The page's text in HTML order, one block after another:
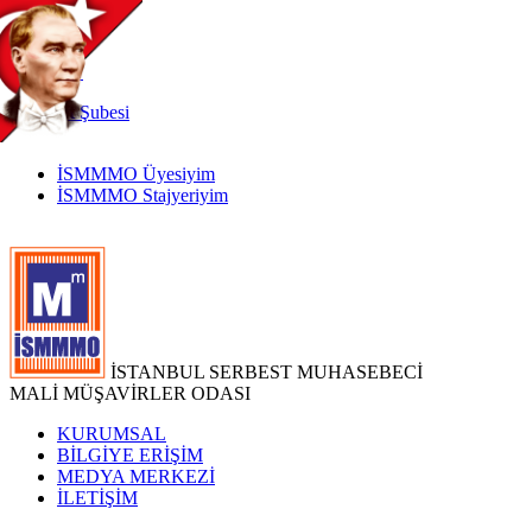
TR
|
EN
İnternetŞubesi
İSMMMO Üyesiyim
İSMMMO Stajyeriyim
İSTANBUL SERBEST MUHASEBECİ
MALİ MÜŞAVİRLER ODASI
KURUMSAL
BİLGİYE ERİŞİM
MEDYA MERKEZİ
İLETİŞİM